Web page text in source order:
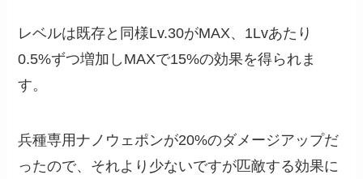
レベルは既存と同様Lv.30がMAX、1Lvあたり
0.5%ずつ増加しMAXで15%の効果を得られま
す。
兵種専用ナノウェポンが20%のダメージアップだ
ったので、それより少ないですが匹敵する効果に